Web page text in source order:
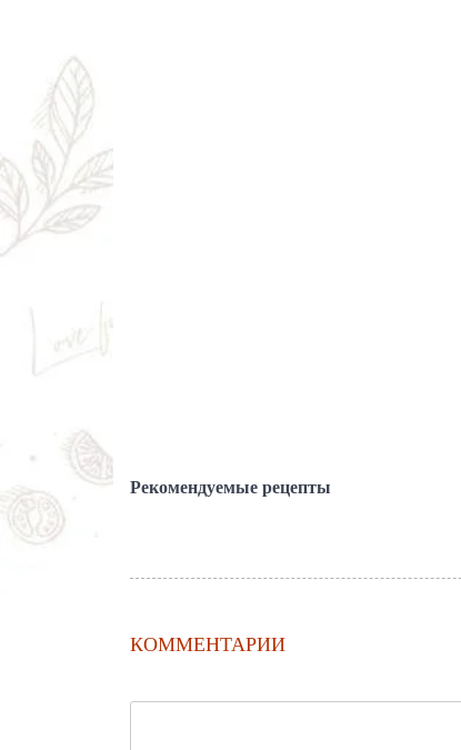
Рекомендуемые рецепты
КОММЕНТАРИИ